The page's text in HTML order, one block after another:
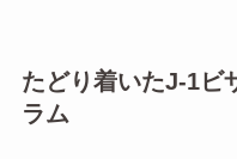
たどり着いたJ-1ビ
ラム